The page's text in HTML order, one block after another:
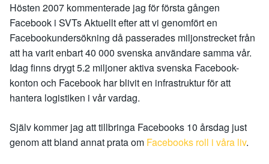
Hösten 2007 kommenterade jag för första gången
Facebook i SVTs Aktuellt efter att vi genomfört en
Facebookundersökning då passerades miljonstrecket från
att ha varit enbart 40 000 svenska användare samma vår.
Idag finns drygt 5.2 miljoner aktiva svenska Facebook-
konton och Facebook har blivit en infrastruktur för att
hantera logistiken i vår vardag.
Själv kommer jag att tillbringa Facebooks 10 årsdag just
genom att bland annat prata om Facebooks roll i våra liv.